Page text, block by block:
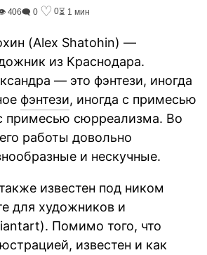
406🗨 0 ♡ 0⏳ 1 мин
(Alex Shatohin) —
из Краснодара.
— это фэнтези, иногда
фэнтези, иногда с примесью
примесью сюрреализма. Во
работы довольно
и нескучные.
известен под ником
для художников и
Помимо того, что
известен и как